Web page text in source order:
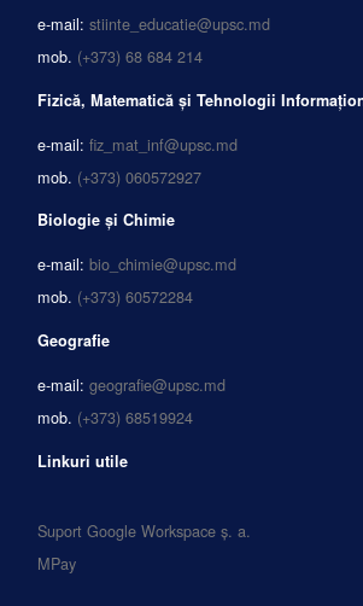
e-mail: stiinte_educatie@upsc.md
mob. (+373) 68 684 214
Fizică, Matematică și Tehnologii
e-mail: fiz_mat_inf@upsc.md
mob. (+373) 060572927
Biologie și Chimie
e-mail: bio_chimie@upsc.md
mob. (+373) 60572284
Geografie
e-mail: geografie@upsc.md
mob. (+373) 68519924
Linkuri utile
Suport Google Workspace ș. a.
MPay